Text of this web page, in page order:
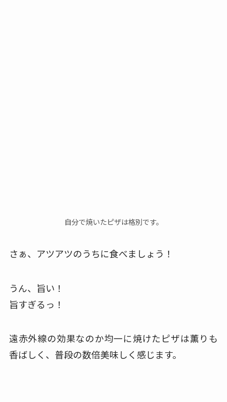
自分で焼いたピザは格別です。
さぁ、アツアツのうちに食べましょう！
うん、旨い！
旨すぎるっ！
遠赤外線の効果なのか均一に焼けたピザは薫りも
香ばしく、普段の数倍美味しく感じます。